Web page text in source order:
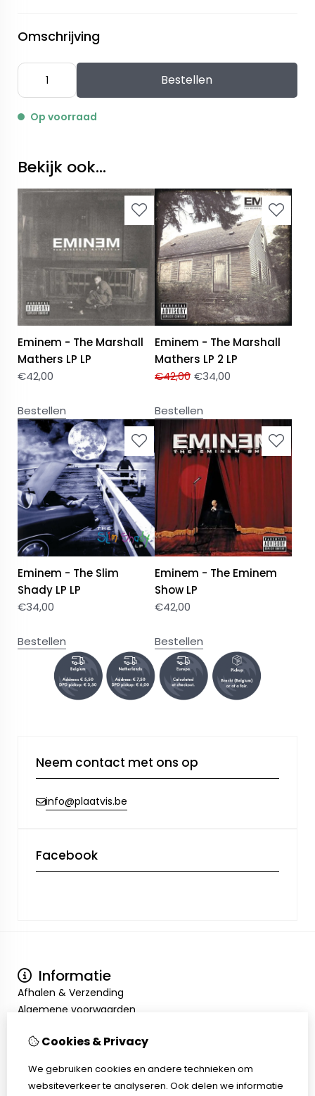
Omschrijving
Bestellen
Op voorraad
Bekijk ook...
Eminem - The Marshall
Mathers LP LP
€42,00
Bestellen
Eminem - The Marshall
Mathers LP 2 LP
€42,00 €34,00
Bestellen
Eminem - The Slim
Shady LP LP
€34,00
Bestellen
Eminem - The Eminem
Show LP
€42,00
Bestellen
Neem contact met ons op
info@plaatvis.be
Facebook
Informatie
Afhalen & Verzending
Algemene voorwaarden
Mijn account
Bestelhistorie
Cookies & Privacy
We gebruiken cookies en andere technieken om
websiteverkeer te analyseren. Ook delen we informatie